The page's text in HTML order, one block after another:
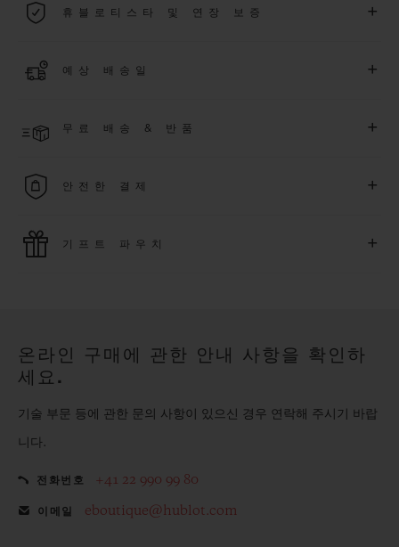
용됩니다.휴블로티스타 및 연장 보증 +
에 대해5 년 추가 워런티 혜택
또한 다양
더 알아보기
예상 배송일 +
다. *재고 상황에 따라 달라질 수 있습니다*.
무료 배송 & 반품 +
을 누려보세요
안전한 결제 +
모든 제품은 빠르고 안전하게 결제가 가능하며, 개인정보를 안
기프트 파우치 +
온라인 구매에 관한 안내 사항을 확인하
세요.
기술 부문 등에 관한 문의 사항이 있으신 경우 연락해 주시기 바랍
니다.
전화번호 +41 22 990 99 80
이메일 eboutique@hublot.com